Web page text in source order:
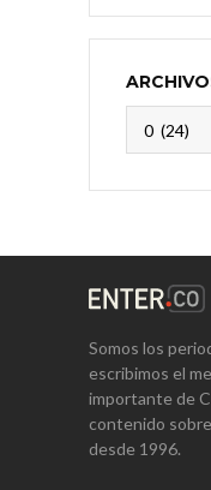
Somos los
escribimos el
importante de
contenido
desde 1996.